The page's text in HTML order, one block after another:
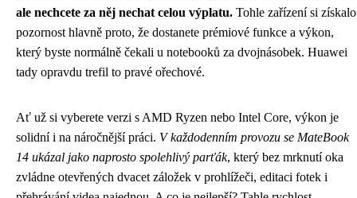
ale nechcete za něj nechat celou výplatu. Tohle zařízení si získalo
pozornost hlavně proto, že dostanete prémiové funkce a výkon,
který byste normálně čekali u notebooků za dvojnásobek. Huawei
tady opravdu trefil to pravé ořechové.
Ať už si vyberete verzi s AMD Ryzen nebo Intel Core, výkon je
solidní i na náročnější práci. V každodenním provozu se MateBook
14 ukázal jako naprosto spolehlivý parťák, který bez mrknutí oka
zvládne otevřených dvacet záložek v prohlížeči, editaci fotek i